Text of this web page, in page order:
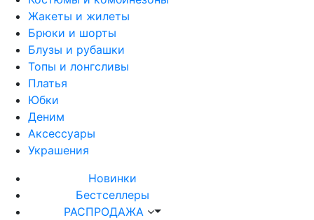
Жакеты и жилеты
Брюки и шорты
Блузы и рубашки
Топы и лонгсливы
Платья
Юбки
Деним
Аксессуары
Украшения
Новинки
Бестселлеры
РАСПРОДАЖА